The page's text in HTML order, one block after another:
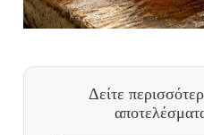
Δείτε